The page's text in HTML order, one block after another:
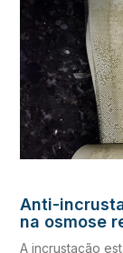
Anti-
na osmose
A incrustação